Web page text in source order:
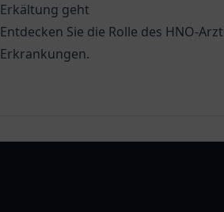
Erkältung geht
Entdecken Sie die Rolle des HNO-
Erkrankungen.